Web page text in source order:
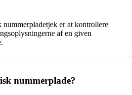
nummerpladetjek er at kontrollere
af en given
nummerplade?